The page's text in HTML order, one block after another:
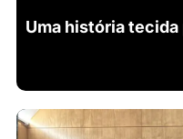
Uma história tecida